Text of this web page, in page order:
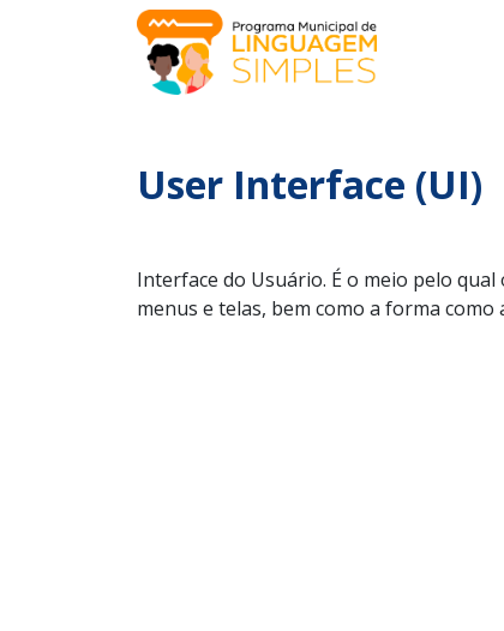
User Interface (UI)
Interface do Usuário. É o meio pelo
menus e telas, bem como a forma